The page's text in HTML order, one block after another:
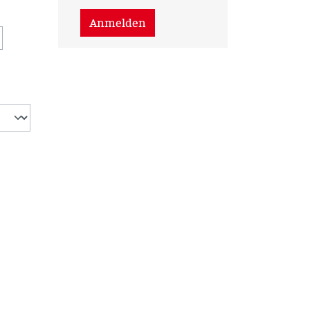
verfügbar.)
nicht verfügbar.)
Option ist zurzeit nicht verfügbar.)
verfügbar.)
nicht verfügbar.)
ist zurzeit nicht verfügbar.)
Anmelden